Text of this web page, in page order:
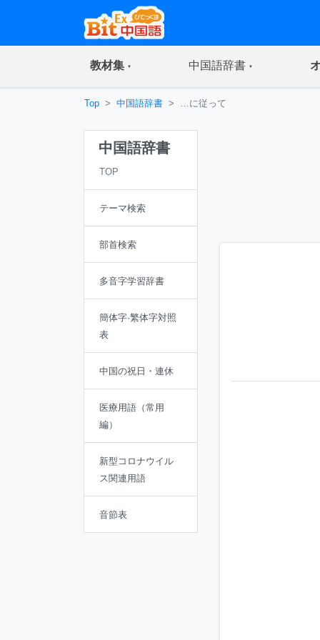
教材集(current) 中国語辞書(current)
Top 中国語辞書 …に従って
中国語辞書
TOP
テーマ検索
部首検索
多音字学習辞書
簡体字·繁体字対照
表
中国の祝日・連休
医療用語（常用
編）
新型コロナウイル
ス関連用語
音節表